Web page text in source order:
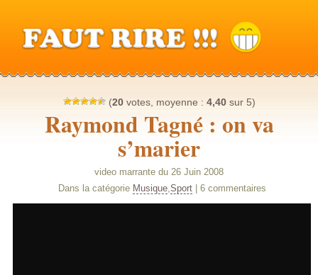
(20votes, moyenne : 4,40sur 5)
Raymond Tagné : on va
s’marier
video marrante du 26 Juin 2008
Dans la catégorie Musique,Sport| 6 commentaires